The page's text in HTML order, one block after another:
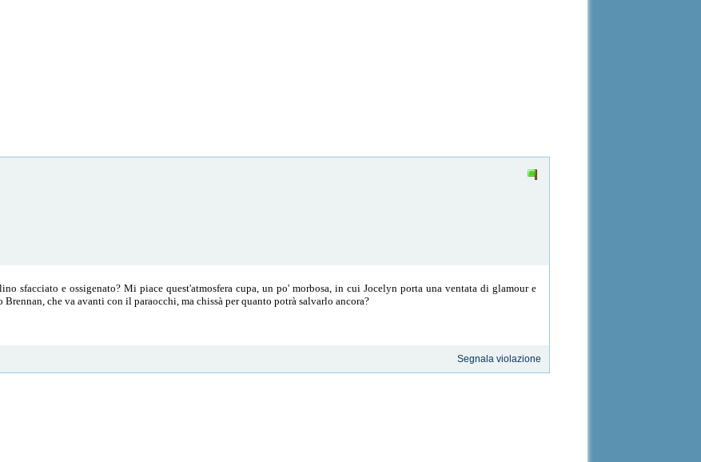
sfacciato e ossigenato? Mi piace quest'atmosfera cupa, un po' morbosa, in cui Jocelyn porta una ventata di glamour e
che va avanti con il paraocchi, ma chissà per quanto potrà salvarlo ancora?
Segnala violazione